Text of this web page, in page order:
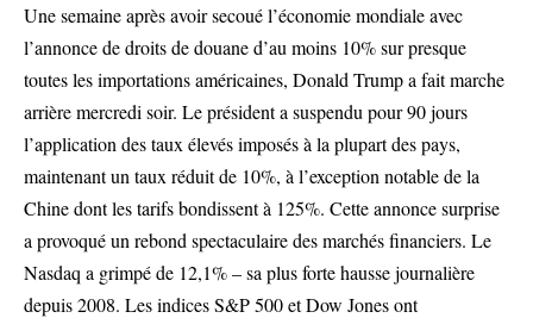
Une semaine après avoir secoué l’économie mondiale avec
l’annonce de droits de douane d’au moins 10% sur presque
toutes les importations américaines, Donald Trump a fait marche
arrière mercredi soir. Le président a suspendu pour 90 jours
l’application des taux élevés imposés à la plupart des pays,
maintenant un taux réduit de 10%, à l’exception notable de la
Chine dont les tarifs bondissent à 125%. Cette annonce surprise
a provoqué un rebond spectaculaire des marchés financiers. Le
Nasdaq a grimpé de 12,1% – sa plus forte hausse journalière
depuis 2008. Les indices S&P 500 et Dow Jones ont